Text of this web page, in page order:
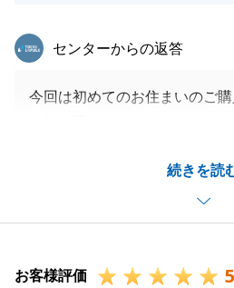
続きを読
東急リバブル
センターからの返答
今回は初めてのお住まいのご購
伝いが出来ましたこと感謝致し
ご入居されたばかりでまだご
と思いますが、今後のご家族
今後ともどうぞ宜しくお願い申
お客様評価 5